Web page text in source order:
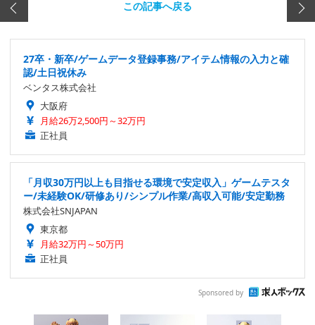
この記事へ戻る
27卒・新卒/ゲームデータ登録事務/アイテム情報の入力と確
認/土日祝休み
ベンタス株式会社
大阪府
月給26万2,500円～32万円
正社員
「月収30万円以上も目指せる環境で安定収入」ゲームテスタ
ー/未経験OK/研修あり/シンプル作業/高収入可能/安定勤務
株式会社SNJAPAN
東京都
月給32万円～50万円
正社員
Sponsored by